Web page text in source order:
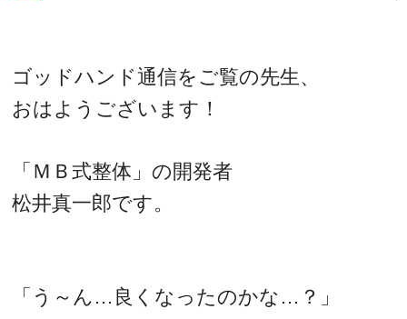
ゴッドハンド通信をご覧の先生、
おはようございます！
「ＭＢ式整体」の開発者
松井真一郎です。
「う～ん…良くなったのかな…？」